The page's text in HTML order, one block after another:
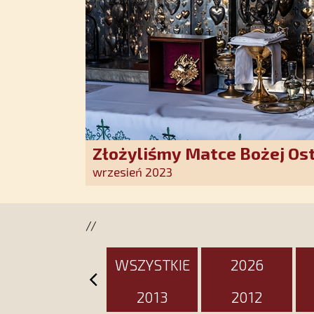
Złożyliśmy Matce Bożej
pozłacane wotum
wrzesień 2023
//
WSZYSTKIE 2026
2013
2012